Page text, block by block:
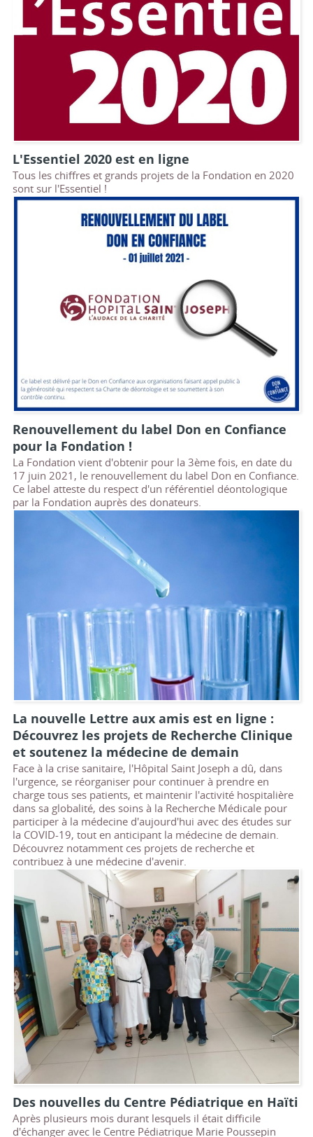
L'Essentiel 2020 est en ligne
Tous les chiffres et grands projets de la Fondation en 2020
sont sur l'Essentiel !
Renouvellement du label Don en Confiance
pour la Fondation !
La Fondation vient d'obtenir pour la 3ème fois, en date du
17 juin 2021, le renouvellement du label Don en Confiance.
Ce label atteste du respect d'un référentiel déontologique
par la Fondation auprès des donateurs.
La nouvelle Lettre aux amis est en ligne :
Découvrez les projets de Recherche Clinique
et soutenez la médecine de demain
Face à la crise sanitaire, l'Hôpital Saint Joseph a dû, dans
l'urgence, se réorganiser pour continuer à prendre en
charge tous ses patients, et maintenir l'activité hospitalière
dans sa globalité, des soins à la Recherche Médicale pour
participer à la médecine d'aujourd'hui avec des études sur
la COVID-19, tout en anticipant la médecine de demain.
Découvrez notamment ces projets de recherche et
contribuez à une médecine d'avenir.
Des nouvelles du Centre Pédiatrique en Haïti
Après plusieurs mois durant lesquels il était difficile
d'échanger avec le Centre Pédiatrique Marie Poussepin